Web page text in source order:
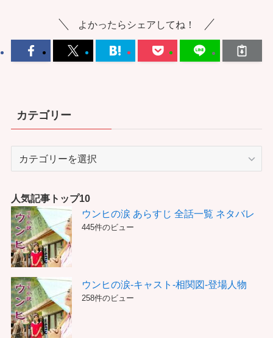
よかったらシェアしてね！
カテゴリー
リ
ー
人気記事トップ10
ウンヒの涙 あらすじ 全話一覧 ネタバレ
445件のビュー
ウンヒの涙-キャスト-相関図-登場人物
258件のビュー